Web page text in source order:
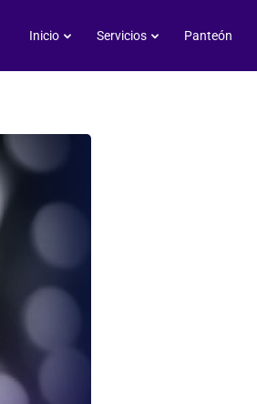
Inicio Servicios Panteón
Campa Loaeza